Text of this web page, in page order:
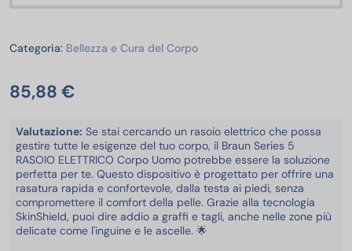
Categoria: Bellezza e Cura del CorpoBellezza e Cura del Corpo
85,88 €
Valutazione: Se stai cercando un rasoio elettrico che possa
gestire tutte le esigenze del tuo corpo, il Braun Series 5
RASOIO ELETTRICO Corpo Uomo potrebbe essere la soluzione
perfetta per te. Questo dispositivo è progettato per offrire una
rasatura rapida e confortevole, dalla testa ai piedi, senza
compromettere il comfort della pelle. Grazie alla tecnologia
SkinShield, puoi dire addio a graffi e tagli, anche nelle zone più
delicate come l'inguine e le ascelle. 🌟